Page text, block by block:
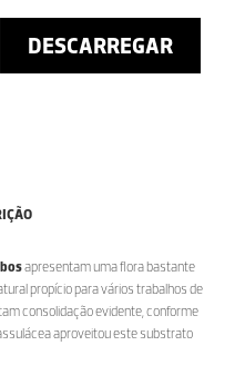
DESCARREGAR
apresentam uma flora bastante
propício para vários trabalhos de
consolidação evidente, conforme
aproveitou este substrato